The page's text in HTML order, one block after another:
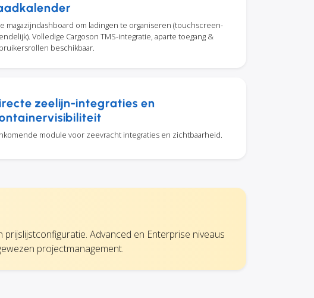
magazijndashboard om ladingen te organiseren (touchscreen-
Volledige Cargoson TMS-integratie, aparte toegang &
beschikbaar.
zeelijn-integraties en
module voor zeevracht integraties en zichtbaarheid.
Advanced en Enterprise niveaus
projectmanagement.